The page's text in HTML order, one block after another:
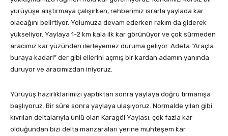
yürüyüşe alıştırmaya çalışırken, rehberimiz ısrarla yaylada kar
olacağını belirtiyor. Yolumuza devam ederken rakım da giderek
yükseliyor. Yaylaya 1-2 km kala ilk kar görünüyor ve çok sürmeden
aracımız kar yüzünden ilerleyemez duruma geliyor. Adeta “Araçla
buraya kadar!” der gibi ellerini açmış bir kardan adamın yanında
duruyor ve aracımızdan iniyoruz.
Yürüyüş hazırlıklarımızı yaptıktan sonra yaylaya doğru tırmanışa
başlıyoruz. Bir süre sonra yaylaya ulaşıyoruz. Normalde yılan gibi
kıvrılan deltalarıyla ünlü olan Karagöl Yaylası, çok fazla kar
olduğundan bizi delta manzaraları yerine muhteşem kar